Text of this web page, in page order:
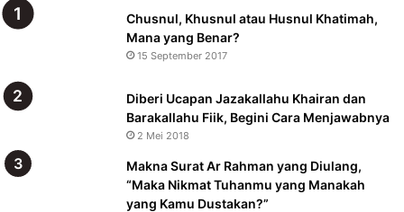
Chusnul, Khusnul atau Husnul Khatimah,
Mana yang Benar?
15 September 2017
Diberi Ucapan Jazakallahu Khairan dan
Barakallahu Fiik, Begini Cara Menjawabnya
2 Mei 2018
Makna Surat Ar Rahman yang Diulang,
“Maka Nikmat Tuhanmu yang Manakah
yang Kamu Dustakan?”